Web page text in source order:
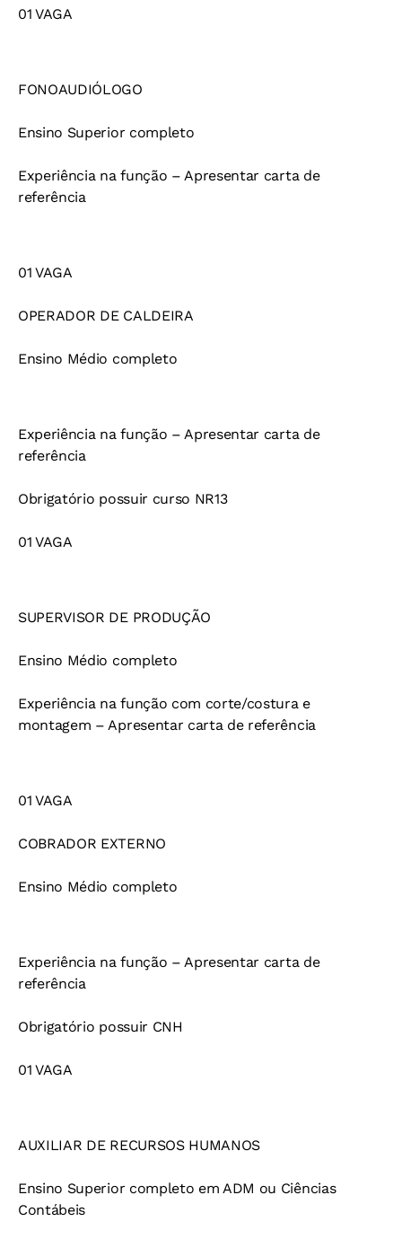
01 VAGA
FONOAUDIÓLOGO
Ensino Superior completo
Experiência na função – Apresentar carta de
referência
01 VAGA
OPERADOR DE CALDEIRA
Ensino Médio completo
Experiência na função – Apresentar carta de
referência
Obrigatório possuir curso NR13
01 VAGA
SUPERVISOR DE PRODUÇÃO
Ensino Médio completo
Experiência na função com corte/costura e
montagem – Apresentar carta de referência
01 VAGA
COBRADOR EXTERNO
Ensino Médio completo
Experiência na função – Apresentar carta de
referência
Obrigatório possuir CNH
01 VAGA
AUXILIAR DE RECURSOS HUMANOS
Ensino Superior completo em ADM ou Ciências
Contábeis